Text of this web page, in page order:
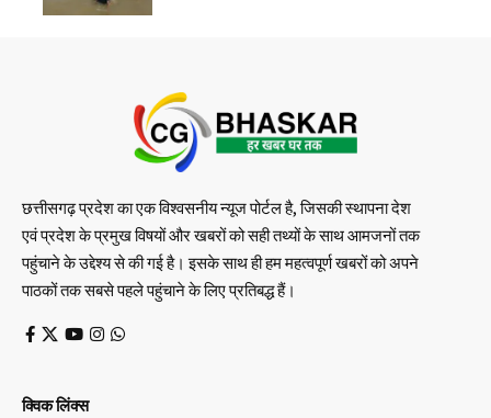
छत्तीसगढ़ प्रदेश का एक विश्वसनीय न्यूज पोर्टल है, जिसकी स्थापना देश
एवं प्रदेश के प्रमुख विषयों और खबरों को सही तथ्यों के साथ आमजनों तक
पहुंचाने के उद्देश्य से की गई है। इसके साथ ही हम महत्वपूर्ण खबरों को अपने
पाठकों तक सबसे पहले पहुंचाने के लिए प्रतिबद्ध हैं।
क्विक लिंक्स